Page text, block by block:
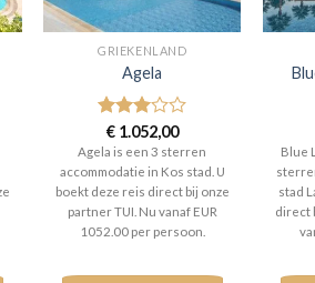
GRIEKENLAND
Agela
Gewaardeerd
3uit 5
€1.052,00
Agela is een 3 sterren
accommodatie in Kos stad. U
boekt deze reis direct bij onze
partner TUI. Nu vanaf EUR
1052.00 per persoon.
Blue
stad
direct